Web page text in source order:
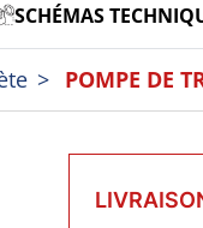
SCHÉMAS
POMPE DE